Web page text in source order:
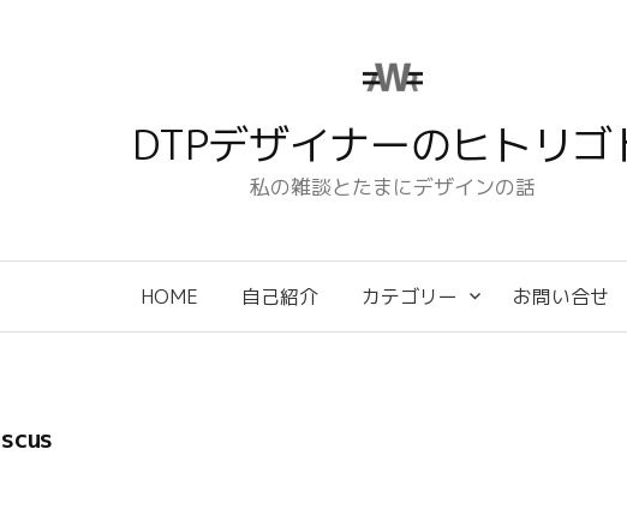
DTPデザイナーのヒトリゴ
私の雑談とたまにデザインの話
HOME 自己紹介 カテゴリー お問い合せ